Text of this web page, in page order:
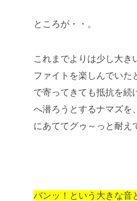
ところが・・。
これまでよりは少し大き
ファイトを楽しんでいた
で寄ってきても抵抗を続
へ潜ろうとするナマズを
にあててグゥ～っと耐え
バンッ！という大きな音